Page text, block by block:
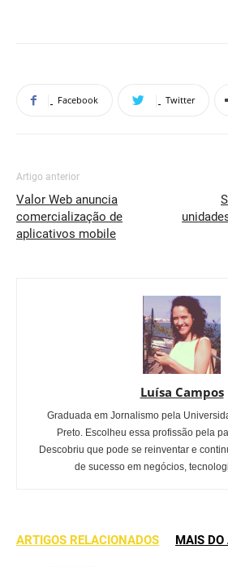
Facebook Twitter
Artigo anterior
Valor Web anuncia
comercialização de
aplicativos mobile
Luísa Campos
Graduada em Jornalismo pela
Preto. Escolheu essa profissão pela
Descobriu que pode se reinventar e
de sucesso em negócios,
ARTIGOS RELACIONADOS MAIS DO